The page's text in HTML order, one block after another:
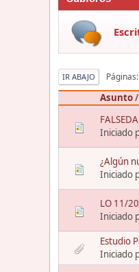
IR ABAJO Páginas
Asunto/
Iniciado
¿Algún
Iniciado
LO 11/
Iniciado
Estudio
Iniciado